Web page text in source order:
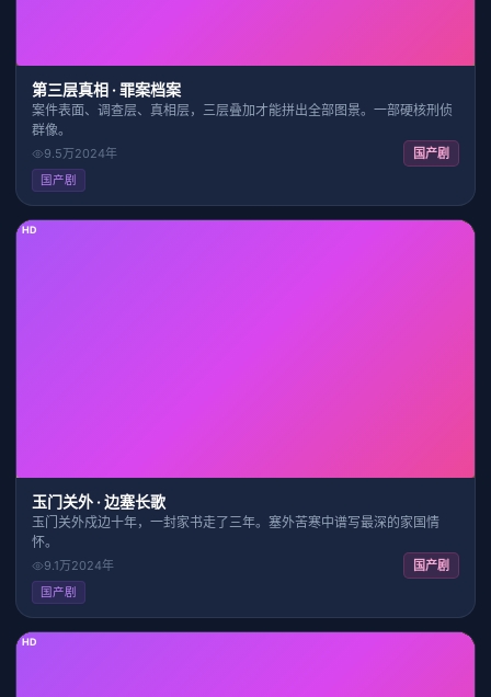
第三层真相 · 罪案档案
案件表面、调查层、真相层，三层叠加才能拼出全部图景。一部硬核刑侦
群像。
9.5万2024年 国产剧
国产剧
HD
玉门关外 · 边塞长歌
玉门关外戍边十年，一封家书走了三年。塞外苦寒中谱写最深的家国情
怀。
9.1万2024年 国产剧
国产剧
HD